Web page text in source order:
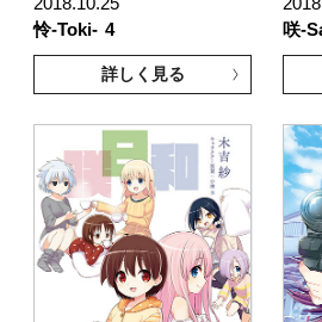
怜-Toki- 4
詳しく見る
咲-